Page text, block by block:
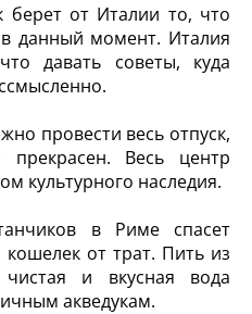
берет от Италии то, что
данный момент. Италия
давать советы, куда
провести весь отпуск,
Весь центр
культурного наследия.
в Риме спасет
от трат. Пить из
и вкусная вода
акведукам.